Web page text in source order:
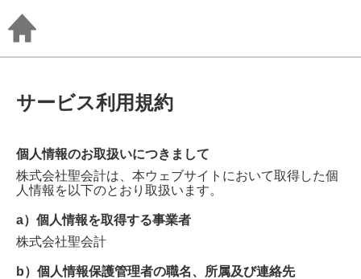
サービス利用規約
個人情報のお取扱いにつきまして
株式会社聖会計は、本ウェブサイトにおいて取得した個
人情報を以下のとおり取扱います。
a）個人情報を取得する事業者
株式会社聖会計
b）個人情報保護管理者の職名、所属及び連絡先